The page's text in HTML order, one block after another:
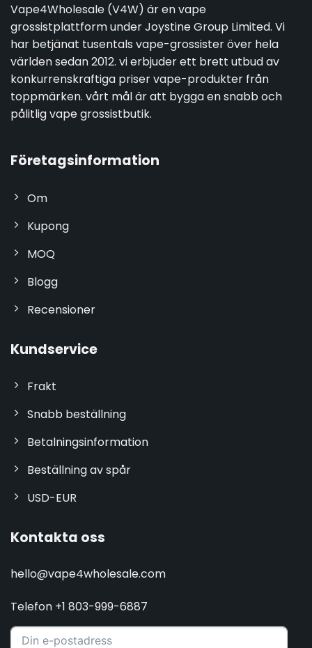
Vape4Wholesale (V4W) är en vape
grossistplattform under Joystine Group Limited. Vi
har betjänat tusentals vape-grossister över hela
världen sedan 2012. vi erbjuder ett brett utbud av
konkurrenskraftiga priser vape-produkter från
toppmärken. vårt mål är att bygga en snabb och
pålitlig vape grossistbutik.
Företagsinformation
Om
Kupong
MOQ
Blogg
Recensioner
Kundservice
Frakt
Snabb beställning
Betalningsinformation
Beställning av spår
USD-EUR
Kontakta oss
hello@vape4wholesale.com
Telefon +1 803-999-6887